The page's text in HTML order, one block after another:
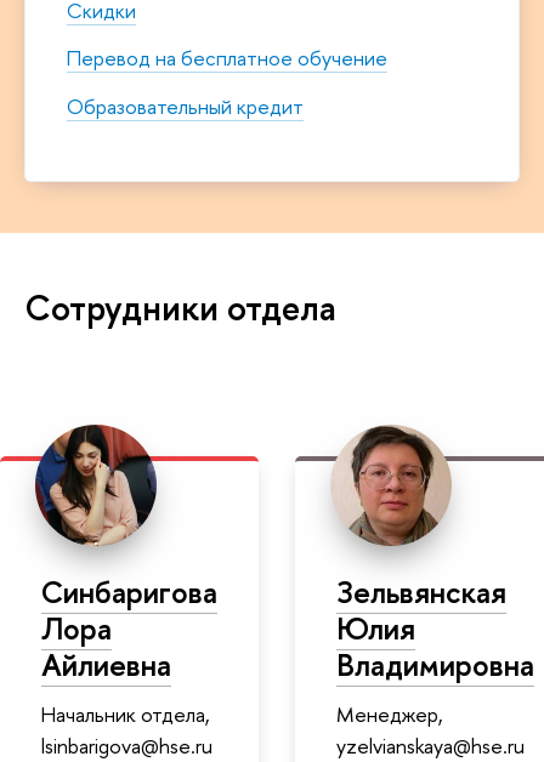
Скидки
Перевод на бесплатное обучение
Образовательный кредит
Сотрудники отдела
Синбаригова
Лора
Айлиевна
Начальник отдела,
lsinbarigova@hse.ru
Зельвянская
Юлия
Владимировна
Менеджер,
yzelvianskaya@hse.ru